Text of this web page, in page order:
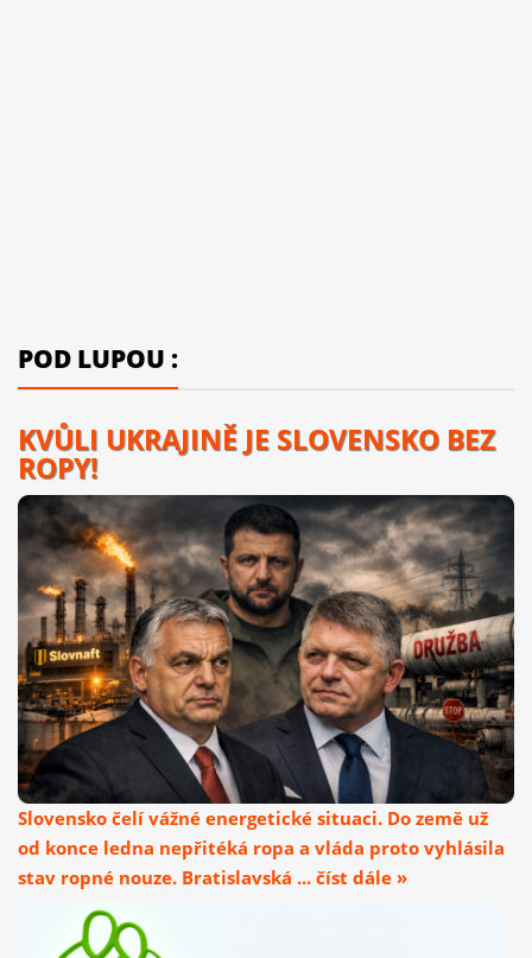
POD LUPOU :
KVŮLI UKRAJINĚ JE SLOVENSKO BEZ
ROPY!
Slovensko čelí vážné energetické situaci. Do země už
od konce ledna nepřitéká ropa a vláda proto vyhlásila
stav ropné nouze. Bratislavská ... číst dále »